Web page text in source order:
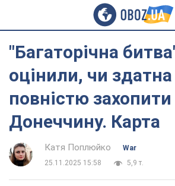
"Багаторічна
оцінили, чи здатна
повністю захопити
Донеччину. Карта
Катя Поплюйко
War
25.11.2025 15:58
5,9 т.